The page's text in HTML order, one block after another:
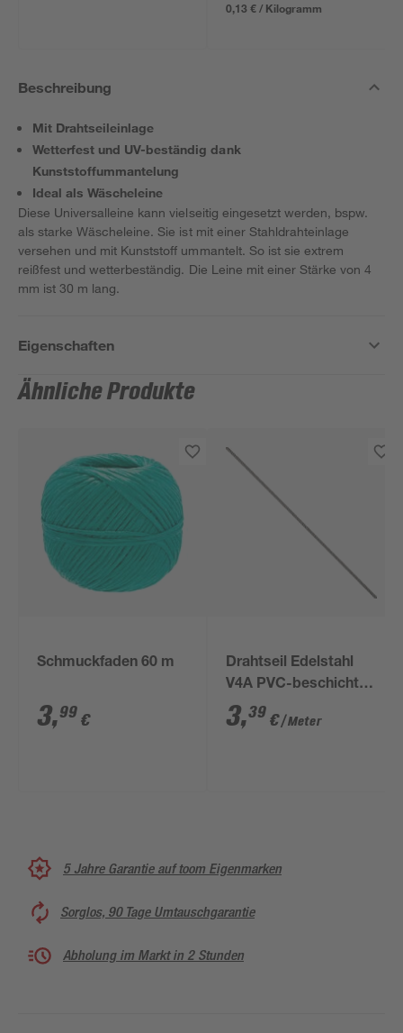
0,13 € / Kilogramm
Beschreibung
Mit Drahtseileinlage
Wetterfest und UV-beständig dank
Kunststoffummantelung
Ideal als Wäscheleine
Diese Universalleine kann vielseitig eingesetzt werden, bspw.
als starke Wäscheleine. Sie ist mit einer Stahldrahteinlage
versehen und mit Kunststoff ummantelt. So ist sie extrem
reißfest und wetterbeständig. Die Leine mit einer Stärke von 4
mm ist 30 m lang.
Eigenschaften
Ähnliche Produkte
Schmuckfaden 60 m
3,99 €
Drahtseil Edelstahl
V4A PVC-beschichtet
Meterware 3 mm
3,39 €/ Meter
5 Jahre Garantie auf toom Eigenmarken
Sorglos, 90 Tage Umtauschgarantie
Abholung im Markt in 2 Stunden